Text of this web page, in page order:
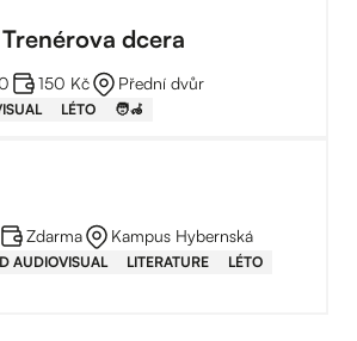
dcera
150 Kč Přední dvůr
LÉTO 🧑‍🦽
Zdarma Kampus Hybernská
AUDIOVISUAL LITERATURE
LÉTO